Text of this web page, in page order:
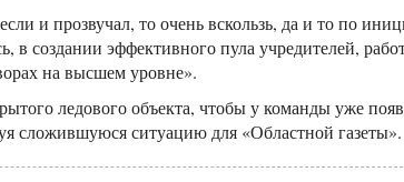
и прозвучал, то очень вскользь, да и то по
в создании эффективного пула учредителей,
на высшем уровне».
ледового объекта, чтобы у команды уже
сложившуюся ситуацию для «Областной газеты».